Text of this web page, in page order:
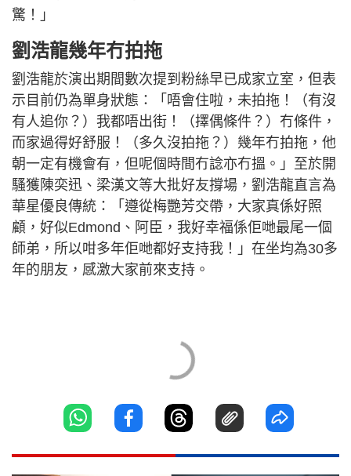
驚！」
劉浩龍幾年冇拍拖
劉浩龍於演出期間數次提到粉絲早已成家立室，但表
示目前仍為單身狀態：「唔會住啦，未拍拖！（有沒
有人追你？）我都唔出街！（擇偶條件？）冇條件，
而家過得好舒服！（多久沒拍拖？）幾年冇拍拖，他
朝一定有機會有，但呢個時間冇諗亦冇搵。」至於開
騷獲陳奕迅、梁漢文等大批好友撐場，劉浩龍直言為
華星優良傳統：「遵從梅艷芳交帶，大家真係好照
顧，好似Edmond、阿臣，我好幸福係佢哋最尾一個
師弟，所以咁多年佢哋都好支持我！」在坐均為30多
年的朋友，感激大家前來支持。